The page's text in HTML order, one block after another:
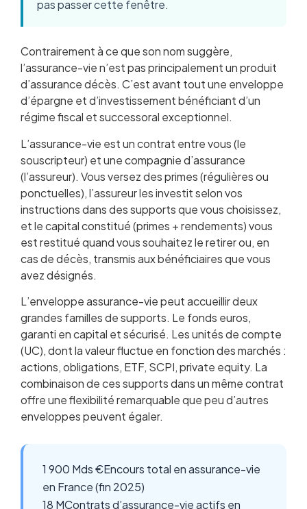
pas passer cette fenêtre.
Contrairement à ce que son nom suggère,
l’assurance-vie n’est pas principalement un produit
d’assurance décès. C’est avant tout une enveloppe
d’épargne et d’investissement bénéficiant d’un
régime fiscal et successoral exceptionnel.
L’assurance-vie est un contrat entre vous (le
souscripteur) et une compagnie d’assurance
(l’assureur). Vous versez des primes (régulières ou
ponctuelles), l’assureur les investit selon vos
instructions dans des supports que vous choisissez,
et le capital constitué (primes + rendements) vous
est restitué quand vous souhaitez le retirer ou, en
cas de décès, transmis aux bénéficiaires que vous
avez désignés.
L’enveloppe assurance-vie peut accueillir deux
grandes familles de supports. Le fonds euros,
garanti en capital et sécurisé. Les unités de compte
(UC), dont la valeur fluctue en fonction des marchés :
actions, obligations, ETF, SCPI, private equity. La
combinaison de ces supports dans un même contrat
offre une flexibilité remarquable que peu d’autres
enveloppes peuvent égaler.
1 900 Mds €Encours total en assurance-vie
en France (fin 2025)
18 MContrats d’assurance-vie actifs en